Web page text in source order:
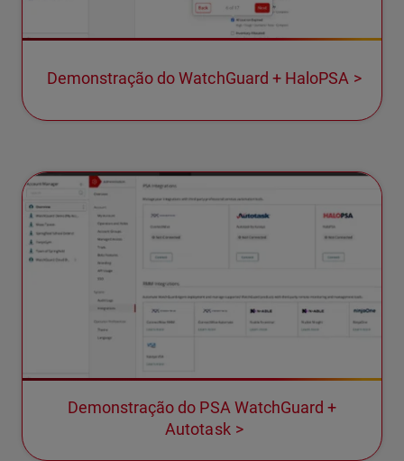
Demonstração do WatchGuard + HaloPSA
Demonstração do PSA WatchGuard +
Autotask